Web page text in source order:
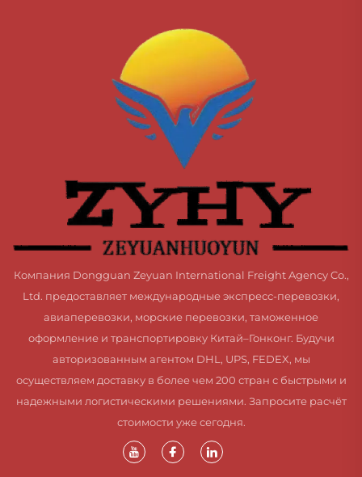
Компания Dongguan Zeyuan International Freight Agency Co.,
Ltd. предоставляет международные экспресс-перевозки,
авиаперевозки, морские перевозки, таможенное
оформление и транспортировку Китай–Гонконг. Будучи
авторизованным агентом DHL, UPS, FEDEX, мы
осуществляем доставку в более чем 200 стран с быстрыми и
надежными логистическими решениями. Запросите расчёт
стоимости уже сегодня.